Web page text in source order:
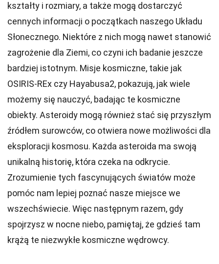
kształty i rozmiary, a także mogą dostarczyć
cennych informacji o początkach naszego Układu
Słonecznego. Niektóre z nich mogą nawet stanowić
zagrożenie dla Ziemi, co czyni ich badanie jeszcze
bardziej istotnym. Misje kosmiczne, takie jak
OSIRIS-REx czy Hayabusa2, pokazują, jak wiele
możemy się nauczyć, badając te kosmiczne
obiekty. Asteroidy mogą również stać się przyszłym
źródłem surowców, co otwiera nowe możliwości dla
eksploracji kosmosu. Każda asteroida ma swoją
unikalną historię, która czeka na odkrycie.
Zrozumienie tych fascynujących światów może
pomóc nam lepiej poznać nasze miejsce we
wszechświecie. Więc następnym razem, gdy
spojrzysz w nocne niebo, pamiętaj, że gdzieś tam
krążą te niezwykłe kosmiczne wędrowcy.